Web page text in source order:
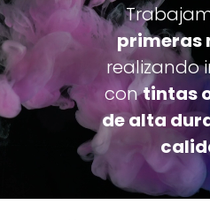
primeras
realizando
contintas
de alta